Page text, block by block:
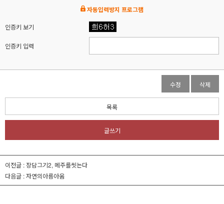
자동입력방지 프로그램
인증키 보기
인증키 입력
수정 삭제
목록
글쓰기
이전글 :장담그기2, 메주를씻는다
다음글 :자연의아름아움